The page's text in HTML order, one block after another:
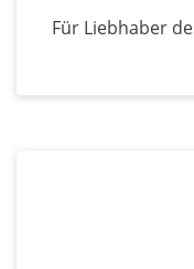
Für Liebhaber